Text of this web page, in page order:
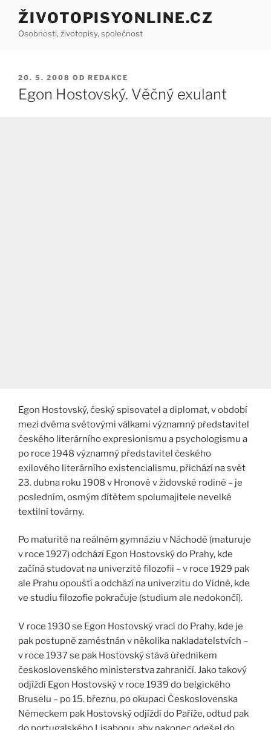
Přejít
obsahu
ŽIVOTOPISYONLINE.CZ
Osobnosti, životopisy, společnost
PUBLIKOVÁNO
20. 5. 2008 OD REDAKCE
Egon Hostovský. Věčný exulant
Egon Hostovský, český spisovatel a diplomat, v období
mezi dvěma světovými válkami významný představitel
českého literárního expresionismu a psychologismu a
po roce 1948 významný představitel českého
exilového literárního existencialismu, přichází na svět
23. dubna roku 1908 v Hronově v židovské rodině – je
posledním, osmým dítětem spolumajitele nevelké
textilní továrny.
Po maturitě na reálném gymnáziu v Náchodě (maturuje
v roce 1927) odchází Egon Hostovský do Prahy, kde
začíná studovat na univerzitě filozofii – v roce 1929 pak
ale Prahu opouští a odchází na univerzitu do Vídně, kde
ve studiu filozofie pokračuje (studium ale nedokončí).
V roce 1930 se Egon Hostovský vrací do Prahy, kde je
pak postupně zaměstnán v několika nakladatelstvích –
v roce 1937 se pak Hostovský stává úředníkem
československého ministerstva zahraničí. Jako takový
odjíždí Egon Hostovský v roce 1939 do belgického
Bruselu – po 15. březnu, po okupaci Československa
Německem pak Hostovský odjíždí do Paříže, odtud pak